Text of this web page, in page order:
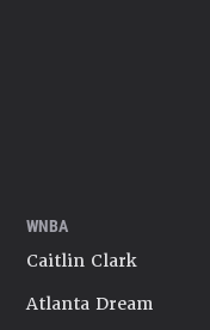
WNBA
Caitlin Clark
Atlanta Dream